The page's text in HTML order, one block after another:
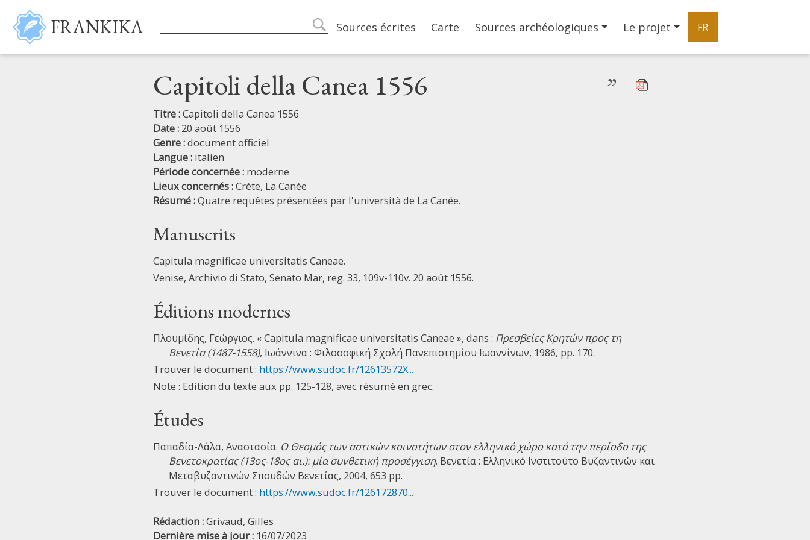
Aller au contenu principal
FRANKIKA search
Main navigation
Sources écrites Carte Sources archéologiques Le projet FR
Capitoli della Canea 1556 ”
Titre :Capitoli della Canea 1556
Date : 20 août 1556
Genre :document officiel
Langue : italien
Période concernée : moderne
Lieux concernés :Crète, La Canée
Résumé :Quatre requêtes présentées par l'università de La Canée.
Manuscrits
Capitula magnificae universitatis Caneae.
Venise, Archivio di Stato, Senato Mar, reg. 33, 109v-110v. 20 août 1556.
Éditions modernes
Πλουμίδης, Γεώργιος. « Capitula magnificae universitatis Caneae », dans : Πρεσβείες Κρητών προς τη
Βενετία (1487-1558), Ιωάννινα : Φιλοσοφική Σχολή Πανεπιστημίου Ιωαννίνων, 1986, pp. 170.
Trouver le document : https://www.sudoc.fr/12613572X...
Note : Edition du texte aux pp. 125-128, avec résumé en grec.
Études
Παπαδία-Λάλα, Αναστασία. Ο Θεσμός των αστικών κοινοτήτων στον ελληνικό χώρο κατά την περίοδο της
Βενετοκρατίας (13ος-18ος αι.): μία συνθετική προσέγγιση. Βενετία : Ελληνικό Ινστιτούτο Βυζαντινών και
Μεταβυζαντινών Σπουδών Βενετίας, 2004, 653 pp.
Trouver le document : https://www.sudoc.fr/126172870...
Rédaction :Grivaud, Gilles
Dernière mise à jour : 16/07/2023